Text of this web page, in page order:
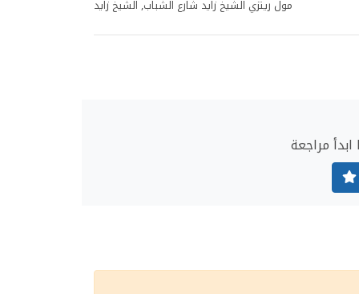
مول ريتزي الشيخ زايد شارع الشباب, الشيخ زايد